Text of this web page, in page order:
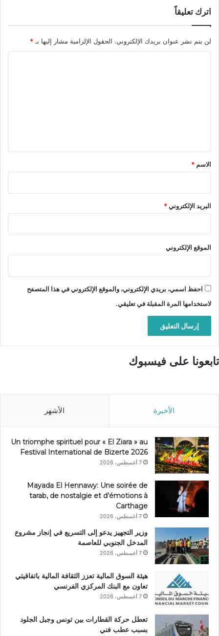
اترك تعليقاً
لن يتم نشر عنوان بريدك الإلكتروني. الحقول الإلزامية مشار إليها بـ *
*
الاسم *
البريد الإلكتروني*
الموقع الإلكتروني
احفظ اسمي، بريدي الإلكتروني، والموقع الإلكتروني في هذا المتصفح
لاستخدامها المرة المقبلة في تعليقي.
تابعونا على فيسبوك
الأخيرة الأشهر
Un triomphe spirituel pour « El Ziara » au
Festival International de Bizerte 2026
7 أغسطس، 2026
Mayada El Hennawy: Une soirée de
tarab, de nostalgie et d’émotions à
Carthage
7 أغسطس، 2026
وزير التجهيز يدعو إلى التسريع في إنجاز مشروع
المدخل الجنوبي للعاصمة
7 أغسطس، 2026
هيئة السوق المالية تعزز الثقافة المالية باتفاقيتي
تعاون مع البنك المركزي الفرنسي
7 أغسطس، 2026
تعطل حركة القطارات بين تونس وجبل الجلود
بسبب عطب فني